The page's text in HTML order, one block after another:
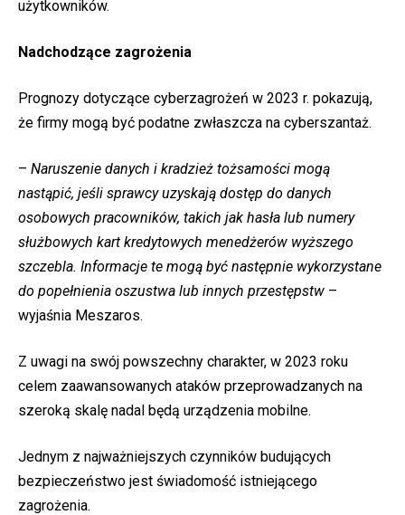
użytkowników.
Nadchodzące zagrożenia
Prognozy dotyczące cyberzagrożeń w 2023 r. pokazują,
że firmy mogą być podatne zwłaszcza na cyberszantaż.
– Naruszenie danych i kradzież tożsamości mogą
nastąpić, jeśli sprawcy uzyskają dostęp do danych
osobowych pracowników, takich jak hasła lub numery
służbowych kart kredytowych menedżerów wyższego
szczebla. Informacje te mogą być następnie wykorzystane
do popełnienia oszustwa lub innych przestępstw –
wyjaśnia Meszaros.
Z uwagi na swój powszechny charakter, w 2023 roku
celem zaawansowanych ataków przeprowadzanych na
szeroką skalę nadal będą urządzenia mobilne.
Jednym z najważniejszych czynników budujących
bezpieczeństwo jest świadomość istniejącego
zagrożenia.